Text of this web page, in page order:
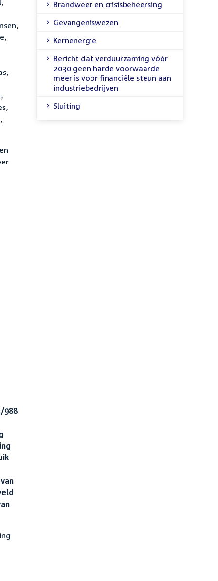
988
Brandweer en crisisbeheersing
Gevangeniswezen
Kernenergie
Bericht dat verduurzaming vóór
2030 geen harde voorwaarde
meer is voor financiële steun aan
industriebedrijven
Sluiting